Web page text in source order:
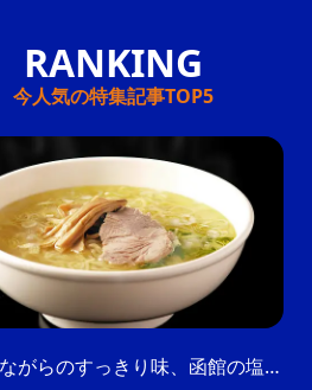
今人気の特集記事TOP5
昔ながらのすっきり味、函館の塩ラーメン